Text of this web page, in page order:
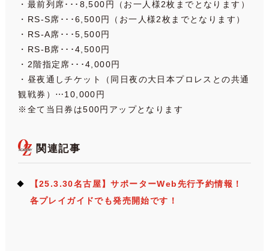
・最前列席･･･8,500円（お一人様2枚までとなります）
・RS-S席･･･6,500円（お一人様2枚までとなります）
・RS-A席･･･5,500円
・RS-B席･･･4,500円
・2階指定席･･･4,000円
・昼夜通しチケット（同日夜の大日本プロレスとの共通
観戦券）⋯10,000円
※全て当日券は500円アップとなります
関連記事
【25.3.30名古屋】サポーターWeb先行予約情報！
各プレイガイドでも発売開始です！